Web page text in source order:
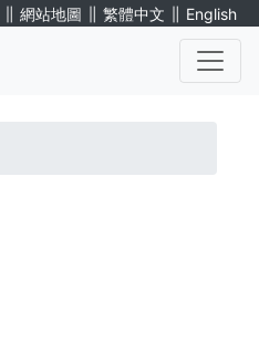
∥ 網站地圖 ∥ 繁體中文 ∥ English